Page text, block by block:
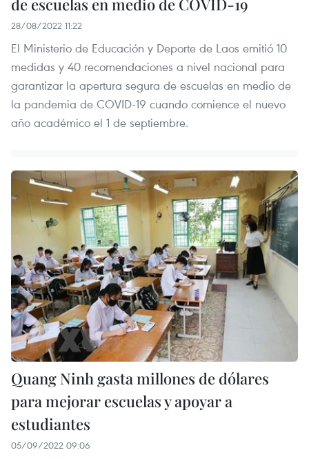
de escuelas en medio de COVID-19
28/08/2022 11:22
El Ministerio de Educación y Deporte de Laos emitió 10
medidas y 40 recomendaciones a nivel nacional para
garantizar la apertura segura de escuelas en medio de
la pandemia de COVID-19 cuando comience el nuevo
año académico el 1 de septiembre.
Quang Ninh gasta millones de dólares
para mejorar escuelas y apoyar a
estudiantes
05/09/2022 09:06